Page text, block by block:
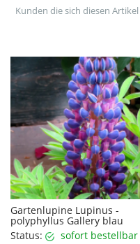
Kunden die sich diesen
Gartenlupine Lupinus -
polyphyllus Gallery blau
Status:
sofort bestellbar